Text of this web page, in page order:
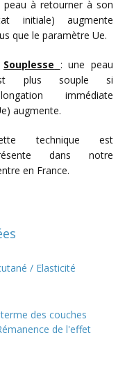
peau à retourner à son
initiale) augmente
que le paramètre Ue.
Souplesse : une peau
plus souple si
immédiate
augmente.
technique est
dans notre
en France.
/ Elasticité
des couches
de l'effet